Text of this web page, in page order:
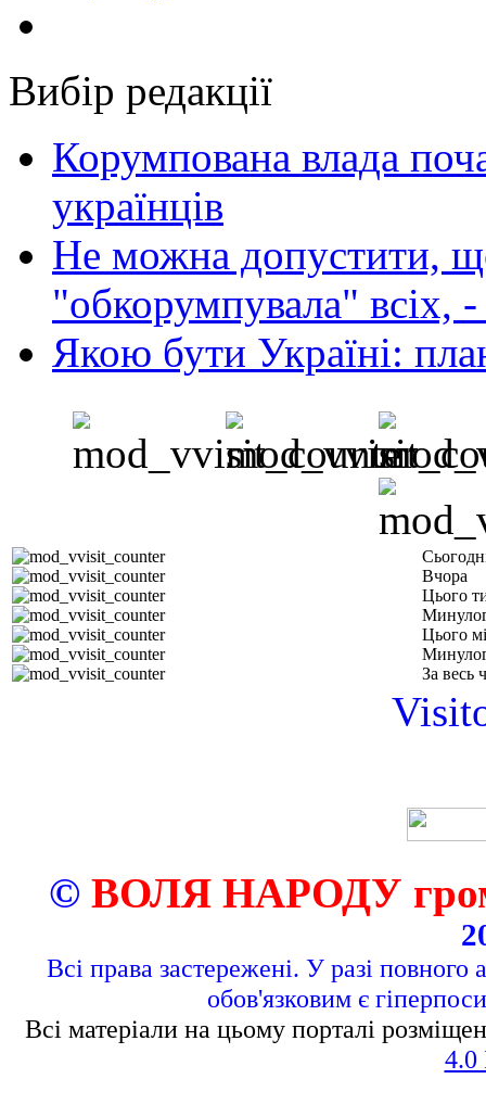
Вибір редакції
Корумпована влада
українців
Не можна допустити,
"обкорумпувала" всіх,
Якою бути Україні:
Вчора
Цього
Цього
За весь
© ВОЛЯ НАРОДУ
Всі права застережені. У разі повного
обов'язковим є
Всі матеріали на цьому порталі
4.0